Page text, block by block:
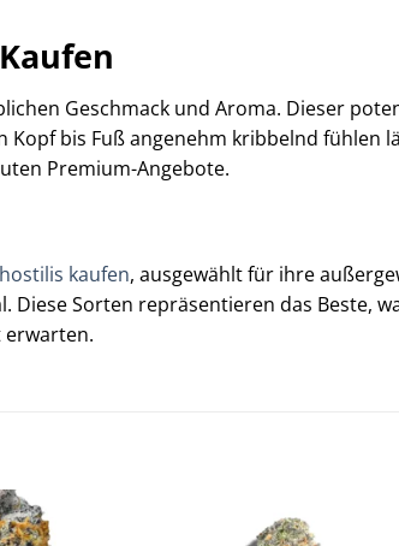
Geschmack und Aroma. Dieser
bis Fuß angenehm kribbelnd fühlen
Premium-Angebote.
kaufen, ausgewählt für ihre
Sorten repräsentieren das Beste,
erwarten.